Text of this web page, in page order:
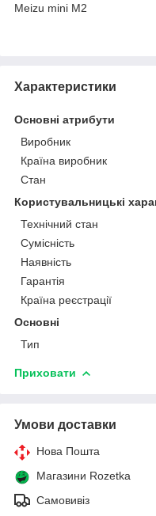
Meizu mini M2
Характеристики
Основні атрибути
Виробник
Країна виробник
Стан
Користувальницькі
Технічний стан
Сумісність
Наявність
Гарантія
Країна реєстрації
Основні
Тип
Приховати
Умови доставки
Нова Пошта
Магазини Rozetka
Самовивіз